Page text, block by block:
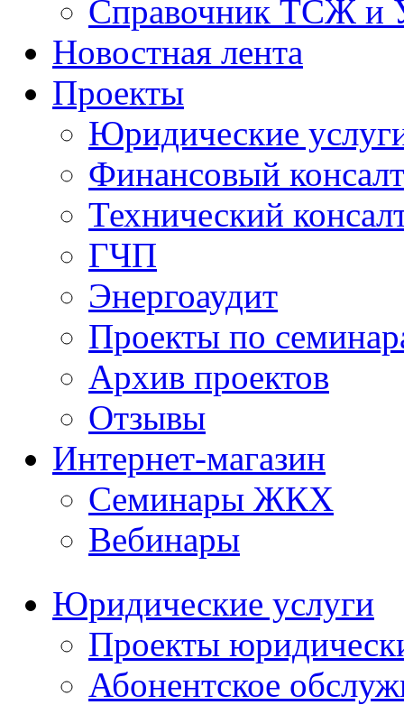
Справочник ТСЖ и
Новостная лента
Проекты
Юридические
Финансовый
Технический
ГЧП
Энергоаудит
Проекты по
Архив проектов
Отзывы
Интернет-магазин
Семинары ЖКХ
Вебинары
Юридические услуги
Проекты
Абонентское